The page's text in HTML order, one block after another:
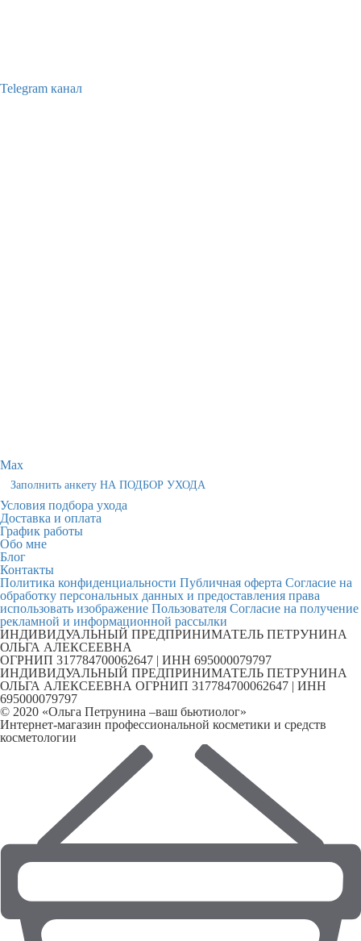
Telegram канал
Max
Заполнить анкету НА ПОДБОР УХОДА
Условия подбора ухода
Доставка и оплата
График работы
Обо мне
Блог
Контакты
Политика конфиденциальности Публичная оферта Согласие на
обработку персональных данных и предоставления права
использовать изображение Пользователя Согласие на получение
рекламной и информационной рассылки
ИНДИВИДУАЛЬНЫЙ ПРЕДПРИНИМАТЕЛЬ ПЕТРУНИНА
ОЛЬГА АЛЕКСЕЕВНА
ОГРНИП 317784700062647 | ИНН 695000079797
ИНДИВИДУАЛЬНЫЙ ПРЕДПРИНИМАТЕЛЬ ПЕТРУНИНА
ОЛЬГА АЛЕКСЕЕВНА ОГРНИП 317784700062647 | ИНН
695000079797
© 2020 «Ольга Петрунина –ваш бьютиолог»
Интернет-магазин профессиональной косметики и средств
косметологии